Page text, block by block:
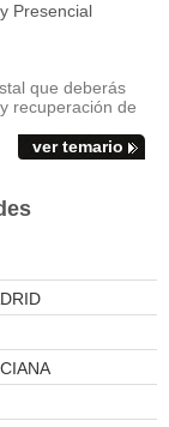
Presencial
que deberás
recuperación de
ver temario